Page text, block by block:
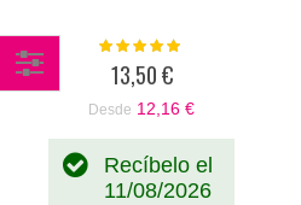
Valoración:
13,50 €
Desde 12,16 €
Recíbelo el
11/08/2026
Comprar